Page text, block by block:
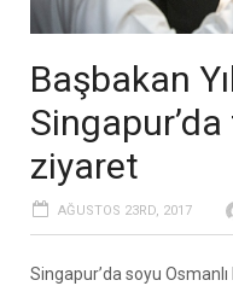
Başbakan
ziyaret
AĞUSTOS 23RD, 2017
Singapur’da soyu